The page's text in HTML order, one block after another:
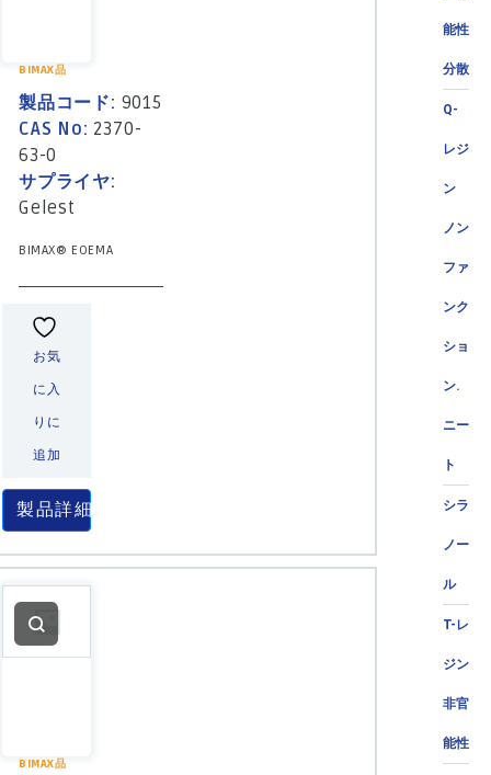
能性
分散
Q-
レジ
ン
ノン
ファ
ンク
ショ
ン.
ニー
ト
シラ
ノー
ル
T-レ
ジン
非官
能性
BIMAX品
製品コード: 9015
CAS No: 2370-
63-0
サプライヤ:
Gelest
BIMAX® EOEMA
お気
に入
りに
追加
製品詳細
BIMAX品